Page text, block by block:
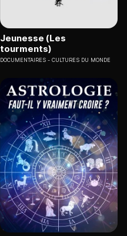
Jeunesse (Les
tourments)
DOCUMENTAIRES CULTURES DU MONDE